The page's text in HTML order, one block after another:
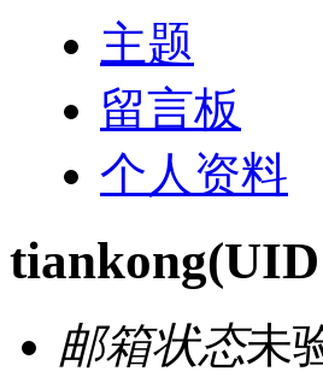
主题
留言板
个人资料
tiankong
邮箱状态未